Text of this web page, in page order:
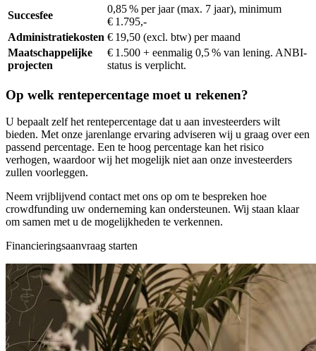
Succesfee
0,85 % per jaar (max. 7 jaar), minimum
€ 1.795,-
Administratiekosten € 19,50 (excl. btw) per maand
Maatschappelijke
projecten
€ 1.500 + eenmalig 0,5 % van lening. ANBI-
status is verplicht.
Op welk rentepercentage moet u rekenen?
U bepaalt zelf het rentepercentage dat u aan investeerders wilt
bieden. Met onze jarenlange ervaring adviseren wij u graag over een
passend percentage. Een te hoog percentage kan het risico
verhogen, waardoor wij het mogelijk niet aan onze investeerders
zullen voorleggen.
Neem vrijblijvend contact met ons op om te bespreken hoe
crowdfunding uw onderneming kan ondersteunen. Wij staan klaar
om samen met u de mogelijkheden te verkennen.
Financieringsaanvraag starten